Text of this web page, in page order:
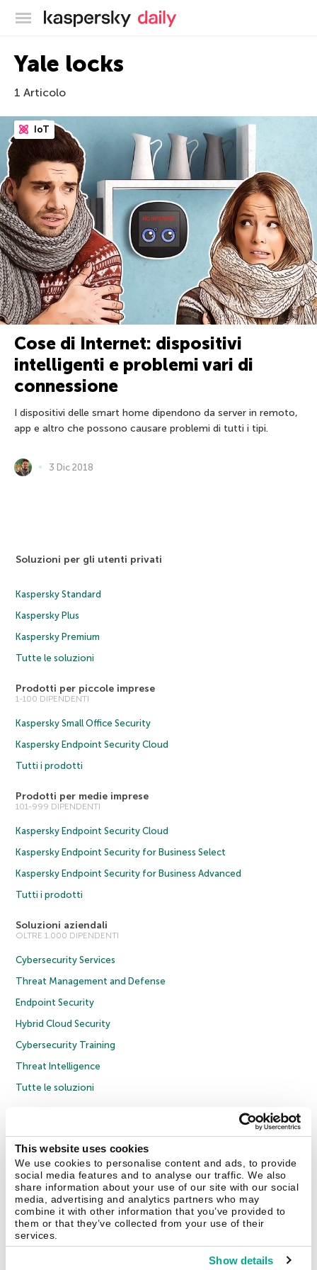
This website uses cookies
We use cookies to personalise content and ads, to provide
social media features and to analyse our traffic. We also
share information about your use of our site with our social
media, advertising and analytics partners who may
combine it with other information that you’ve provided to
them or that they’ve collected from your use of their
services.
Show details
Blog ufficiale di Kaspersky
Yale locks
1 Articolo
IoT
Cose di Internet: dispositivi
intelligenti e problemi vari di
connessione
I dispositivi delle smart home dipendono da server in remoto,
app e altro che possono causare problemi di tutti i tipi.
3 Dic 2018
Soluzioni per gli utenti privati
Kaspersky Standard
Kaspersky Plus
Kaspersky Premium
Tutte le soluzioni
Prodotti per piccole imprese
1-100 DIPENDENTI
Kaspersky Small Office Security
Kaspersky Endpoint Security Cloud
Tutti i prodotti
Prodotti per medie imprese
101-999 DIPENDENTI
Kaspersky Endpoint Security Cloud
Kaspersky Endpoint Security for Business Select
Kaspersky Endpoint Security for Business Advanced
Tutti i prodotti
Soluzioni aziendali
OLTRE 1.000 DIPENDENTI
Cybersecurity Services
Threat Management and Defense
Endpoint Security
Hybrid Cloud Security
Cybersecurity Training
Threat Intelligence
Tutte le soluzioni
Informativa sulla privacy
Policy anticorruzione
Contratto di licenza B2C
Cookies
Contatti Chi siamo Partner Blog Centro risorse Comunicati stampa
Securelist Eugene Personal Blog Encyclopedia